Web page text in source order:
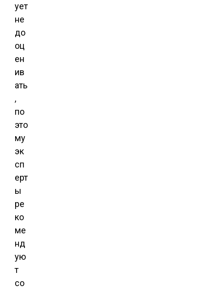
ует
не
до
оц
ен
ив
ать
,
по
это
му
эк
сп
ерт
ы
ре
ко
ме
нд
ую
т
со